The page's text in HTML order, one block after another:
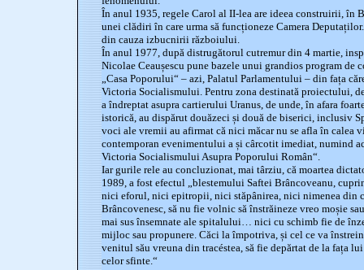
În anul 1935, regele Carol al II-lea are ideea construirii, în
unei clădiri în care urma să funcționeze Camera
din cauza izbucnirii războiului.
În anul 1977, după distrugătorul cutremur din 4 martie,
Nicolae Ceaușescu pune bazele unui grandios program de
„Casa Poporului“ – azi, Palatul Parlamentului – din fața
Victoria Socialismului. Pentru zona destinată proiectului,
a îndreptat asupra cartierului Uranus, de unde, în afara
istorică, au dispărut douăzeci și două de biserici, inclusiv
voci ale vremii au afirmat că nici măcar nu se afla în
contemporan evenimentului a și cârcotit imediat, numind
Victoria Socialismului Asupra Poporului Român“.
Iar gurile rele au concluzionat, mai târziu, că moartea
1989, a fost efectul „blestemului Saftei Brâncoveanu,
nici eforul, nici epitropii, nici stăpânirea, nici nimenea din
Brâncovenesc, să nu fie volnic să înstrăineze vreo moșie
mai sus însemnate ale spitalului… nici cu schimb fie de
mijloc sau propunere. Căci la împotriva, și cel ce va
venitul său vreuna din tracéstea, să fie depărtat de la fața
celor sfinte.“